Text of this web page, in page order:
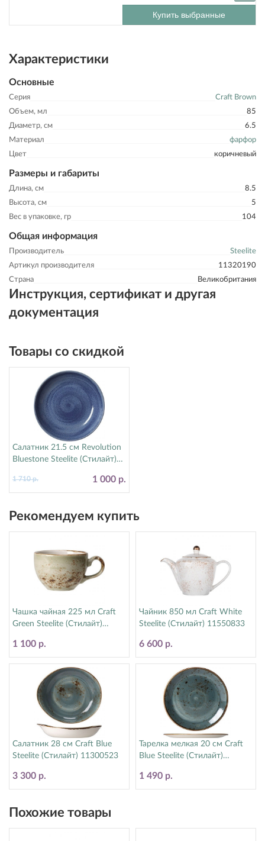
Купить выбранные
Характеристики
Основные
Серия
Craft Brown
Объем, мл
85
Диаметр, см
6.5
Материал
фарфор
Цвет
коричневый
Размеры и габариты
Длина, см
8.5
Высота, см
5
Вес в упаковке, гр
104
Общая информация
Производитель
Steelite
Артикул производителя
11320190
Страна
Великобритания
Инструкция, сертификат и другая
документация
Товары со скидкой
Салатник 21.5 см Revolution
Bluestone Steelite (Стилайт)
1 000 р.
1 710 р.
Рекомендуем купить
Чашка чайная 225 мл Craft
Green Steelite (Стилайт)
1 100 р.
Чайник 850 мл Craft White
Steelite (Стилайт) 11550833
6 600 р.
Салатник 28 см Craft Blue
Steelite (Стилайт) 11300523
3 300 р.
Тарелка мелкая 20 см Craft
Blue Steelite (Стилайт)
1 490 р.
Похожие товары